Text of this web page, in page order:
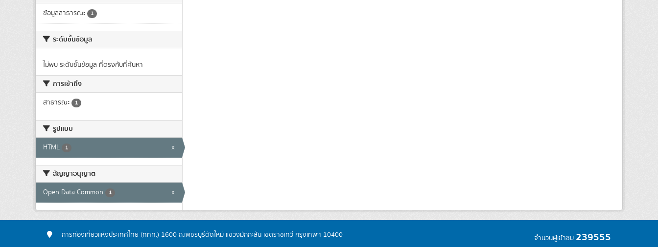
ข้อมูลสาธารณะ 1
ระดับชั้นข้อมูล
ไม่พบ ระดับชั้นข้อมูล ที่ตรงกับที่ค้นหา
การเข้าถึง
สาธารณะ 1
รูปแบบ
HTML 1 x
สัญญาอนุญาต
Open Data Common 1 x
การท่องเที่ยวแห่งประเทศไทย (ททท.) 1600 ถ.เพชรบุรีตัดใหม่ แขวงมักกะสัน เขตราชเทวี กรุงเทพฯ 10400 จำนวนผู้เข้าชม 239555